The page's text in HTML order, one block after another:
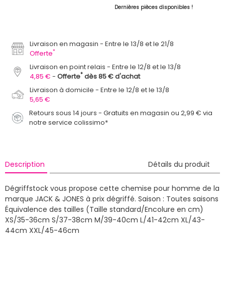
Dernières pièces disponibles !
Livraison en magasin
Entre le 13/8 et le 21/8
Offerte*
Livraison en point relais
Entre le 12/8 et le 13/8
4,85 €
Offerte* dès 85 € d'achat
Livraison à domicile
Entre le 12/8 et le 13/8
5,65 €
Retours sous 14 jours - Gratuits en magasin ou 2,99 € via
notre service colissimo*
Description Détails du produit
Dégriffstock vous propose cette chemise pour homme de la
marque JACK & JONES à prix dégriffé. Saison : Toutes saisons
Équivalence des tailles (Taille standard/Encolure en cm)
XS/35-36cm S/37-38cm M/39-40cm L/41-42cm XL/43-
44cm XXL/45-46cm